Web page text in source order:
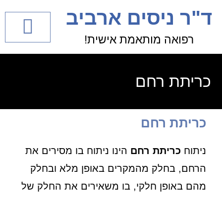
לתוכן
ד"ר ניסים ארביב
רפואה מותאמת אישית!
כריתת רחם
כריתת רחם
ניתוח כריתת רחם הינו ניתוח בו מסירים את
הרחם, בחלק מהמקרים באופן מלא ובחלק
מהם באופן חלקי, בו משאירים את החלק של